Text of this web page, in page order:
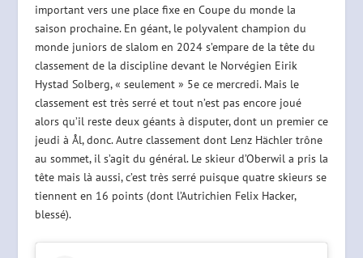
important vers une place fixe en Coupe du monde la
saison prochaine. En géant, le polyvalent champion du
monde juniors de slalom en 2024 s’empare de la tête du
classement de la discipline devant le Norvégien Eirik
Hystad Solberg, « seulement » 5e ce mercredi. Mais le
classement est très serré et tout n’est pas encore joué
alors qu’il reste deux géants à disputer, dont un premier ce
jeudi à Ål, donc. Autre classement dont Lenz Hächler trône
au sommet, il s’agit du général. Le skieur d’Oberwil a pris la
tête mais là aussi, c’est très serré puisque quatre skieurs se
tiennent en 16 points (dont l’Autrichien Felix Hacker,
blessé).